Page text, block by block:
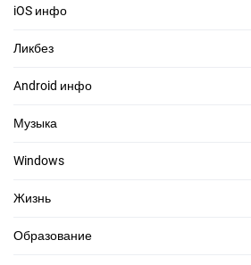
iOS инфо
Ликбез
Android инфо
Музыка
Windows
Жизнь
Образование